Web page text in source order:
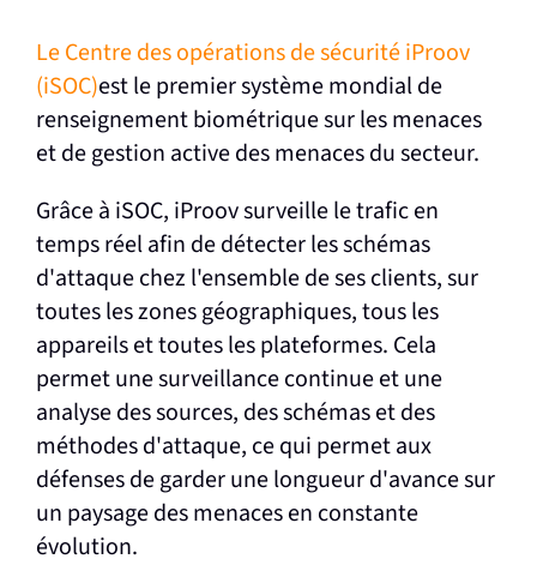
Le Centre des opérations de sécurité iProov
(iSOC)est le premier système mondial de
renseignement biométrique sur les menaces
et de gestion active des menaces du secteur.
Grâce à iSOC, iProov surveille le trafic en
temps réel afin de détecter les schémas
d'attaque chez l'ensemble de ses clients, sur
toutes les zones géographiques, tous les
appareils et toutes les plateformes. Cela
permet une surveillance continue et une
analyse des sources, des schémas et des
méthodes d'attaque, ce qui permet aux
défenses de garder une longueur d'avance sur
un paysage des menaces en constante
évolution.